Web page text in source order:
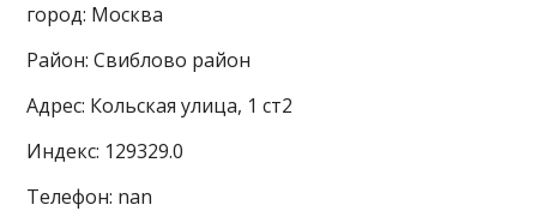
город: Москва
Район: Свиблово район
Адрес: Кольская улица, 1 ст2
Индекс: 129329.0
Телефон: nan